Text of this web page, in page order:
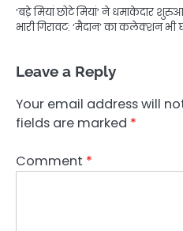
‘बडे़ मियां छोटे मियां’ ने धमाकेदार
भारी गिरावट: ‘मैदान’ का कलेक्शन भी
Leave a Reply
Your email address will
fields are marked *
Comment *